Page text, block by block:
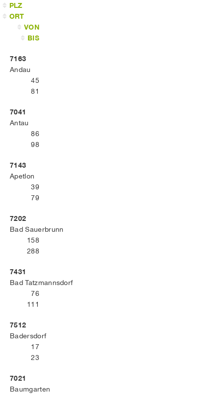
PLZ
ORT
VON
BIS
7163
Andau
45
81
7041
Antau
86
98
7143
Apetlon
39
79
7202
Bad Sauerbrunn
158
288
7431
Bad Tatzmannsdorf
76
111
7512
Badersdorf
17
23
7021
Baumgarten